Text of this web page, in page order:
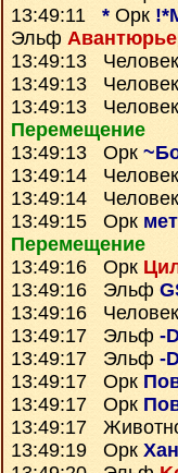
13:49:11 * Орк
Эльф
13:49:13 Человек
13:49:13 Человек
13:49:13 Человек
Перемещение
13:49:13 Орк
13:49:14 Человек
13:49:14 Человек
13:49:15 Орк
Перемещение
13:49:16 Орк
13:49:16 Эльф
13:49:16 Человек
13:49:17 Эльф -
13:49:17 Эльф -
13:49:17 Орк
13:49:17 Орк
13:49:17
13:49:19 Орк